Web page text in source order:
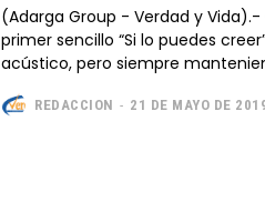
(Adarga Group - Verdad y Vida).- Grupo Elim Los Ángeles presenta su
primer sencillo “Si lo puedes
acústico, pero siempre
REDACCION - 21 DE MAYO DE